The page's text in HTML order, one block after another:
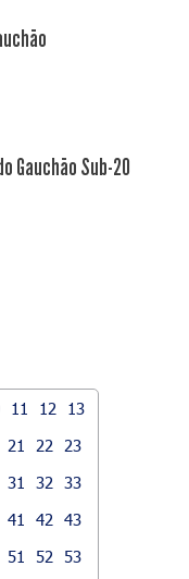
Gauchão Sub-20
11 12
13
21 22
23
31 32
33
41 42
43
51 52
53